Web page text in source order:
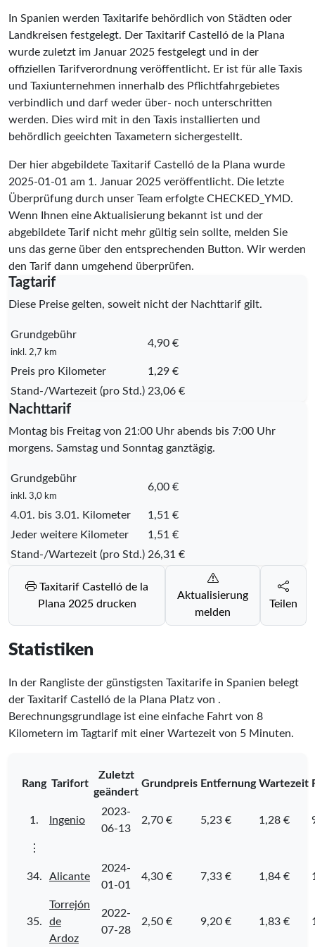
In Spanien werden Taxitarife behördlich von Städten oder
Landkreisen festgelegt. Der Taxitarif Castelló de la Plana
wurde zuletzt im Januar 2025 festgelegt und in der
offiziellen Tarifverordnung veröffentlicht. Er ist für alle Taxis
und Taxiunternehmen innerhalb des Pflichtfahrgebietes
verbindlich und darf weder über- noch unterschritten
werden. Dies wird mit in den Taxis installierten und
behördlich geeichten Taxametern sichergestellt.
Der hier abgebildete Taxitarif Castelló de la Plana wurde
2025-01-01 am 1. Januar 2025 veröffentlicht. Die letzte
Überprüfung durch unser Team erfolgte CHECKED_YMD.
Wenn Ihnen eine Aktualisierung bekannt ist und der
abgebildete Tarif nicht mehr gültig sein sollte, melden Sie
uns das gerne über den entsprechenden Button. Wir werden
den Tarif dann umgehend überprüfen.
Tagtarif
Diese Preise gelten, soweit nicht der Nachttarif gilt.
Grundgebühr
inkl. 2,7 km
4,90 €
Preis pro Kilometer
1,29 €
Stand-/Wartezeit (pro Std.) 23,06 €
Nachttarif
Montag bis Freitag von 21:00 Uhr abends bis 7:00 Uhr
morgens. Samstag und Sonntag ganztägig.
Grundgebühr
inkl. 3,0 km
6,00 €
4.01. bis 3.01. Kilometer
1,51 €
Jeder weitere Kilometer
1,51 €
Stand-/Wartezeit (pro Std.) 26,31 €
Taxitarif Castelló de la
Plana 2025 drucken
Aktualisierung
melden
Teilen
Statistiken
In der Rangliste der günstigsten Taxitarife in Spanien belegt
der Taxitarif Castelló de la Plana Platz von .
Berechnungsgrundlage ist eine einfache Fahrt von 8
Kilometern im Tagtarif mit einer Wartezeit von 5 Minuten.
Rang Tarifort
Zuletzt
geändert
Grundpreis Entfernung Wartezeit
1. Ingenio
2023-
06-13
2,70 € 5,23 € 1,28 €
⋮
34. Alicante
2024-
01-01
4,30 € 7,33 € 1,84 €
35.
Torrejón
de
Ardoz
2022-
07-28
2,50 € 9,20 € 1,83 €